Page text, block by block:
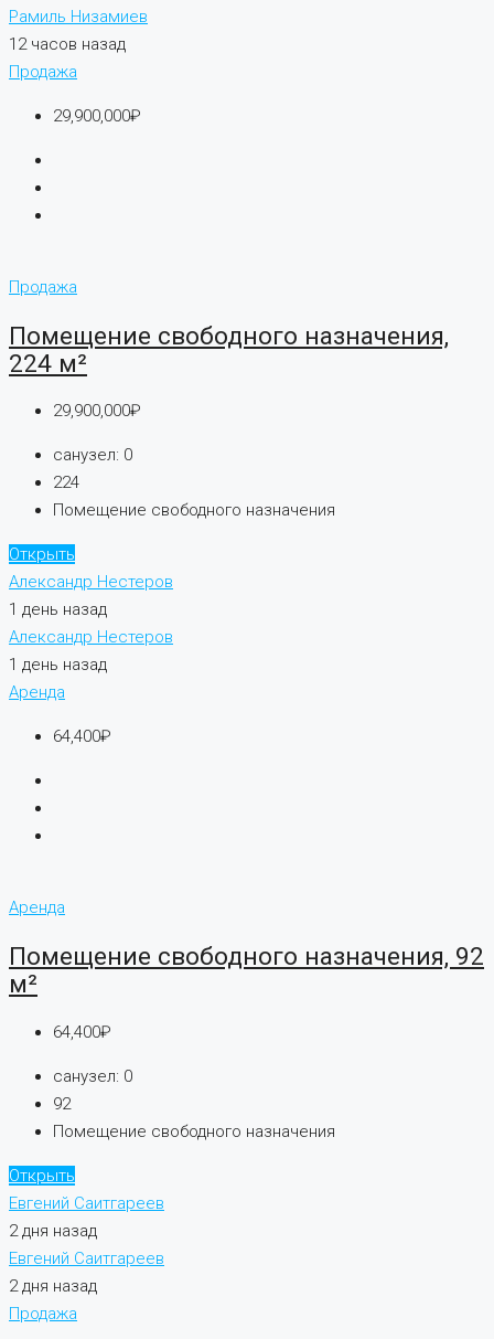
Рамиль Низамиев
12 часов назад
Продажа
29,900,000₽
Продажа
Помещение свободного назначения,
224 м²
29,900,000₽
санузел: 0
224
Помещение свободного назначения
Открыть
Александр Нестеров
1 день назад
Александр Нестеров
1 день назад
Аренда
64,400₽
Аренда
Помещение свободного назначения, 92
м²
64,400₽
санузел: 0
92
Помещение свободного назначения
Открыть
Евгений Саитгареев
2 дня назад
Евгений Саитгареев
2 дня назад
Продажа